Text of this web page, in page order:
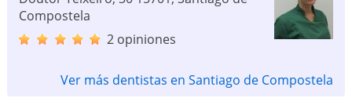
Compostela
2 opiniones
Ver más dentistas en Santiago de Compostela